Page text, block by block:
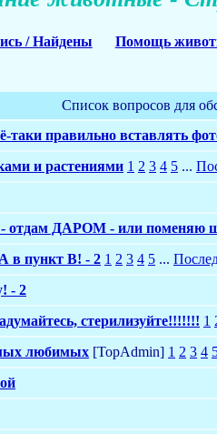
/ Найдены Помощь
Список вопросов для
таки правильно вставлять
и растениями 1 2 3 4 5 ...
отдам ДАРОМ - или поменяю
в пункт В! - 2 1 2 3 4 5 ...
- 2
стерилизуйте!!!!!!! 1
любимых [TopAdmin] 1 2 3 4